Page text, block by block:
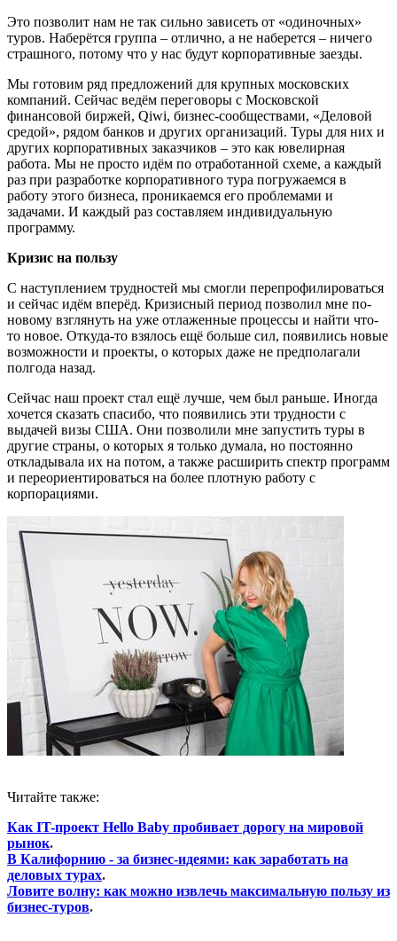
Это позволит нам не так сильно зависеть от «одиночных»
туров. Наберётся группа – отлично, а не наберется – ничего
страшного, потому что у нас будут корпоративные заезды.
Мы готовим ряд предложений для крупных московских
компаний. Сейчас ведём переговоры с Московской
финансовой биржей, Qiwi, бизнес-сообществами, «Деловой
средой», рядом банков и других организаций. Туры для них и
других корпоративных заказчиков – это как ювелирная
работа. Мы не просто идём по отработанной схеме, а каждый
раз при разработке корпоративного тура погружаемся в
работу этого бизнеса, проникаемся его проблемами и
задачами. И каждый раз составляем индивидуальную
программу.
Кризис на пользу
С наступлением трудностей мы смогли перепрофилироваться
и сейчас идём вперёд. Кризисный период позволил мне по-
новому взглянуть на уже отлаженные процессы и найти что-
то новое. Откуда-то взялось ещё больше сил, появились новые
возможности и проекты, о которых даже не предполагали
полгода назад.
Сейчас наш проект стал ещё лучше, чем был раньше. Иногда
хочется сказать спасибо, что появились эти трудности с
выдачей визы США. Они позволили мне запустить туры в
другие страны, о которых я только думала, но постоянно
откладывала их на потом, а также расширить спектр программ
и переориентироваться на более плотную работу с
корпорациями.
Читайте также:
Как IT-проект Hello Baby пробивает дорогу на мировой
рынок.
В Калифорнию - за бизнес-идеями: как заработать на
деловых турах.
Ловите волну: как можно извлечь максимальную пользу из
бизнес-туров.